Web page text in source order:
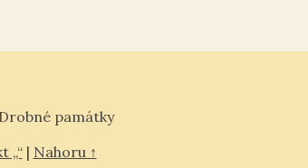
památky
„“| Nahoru ↑